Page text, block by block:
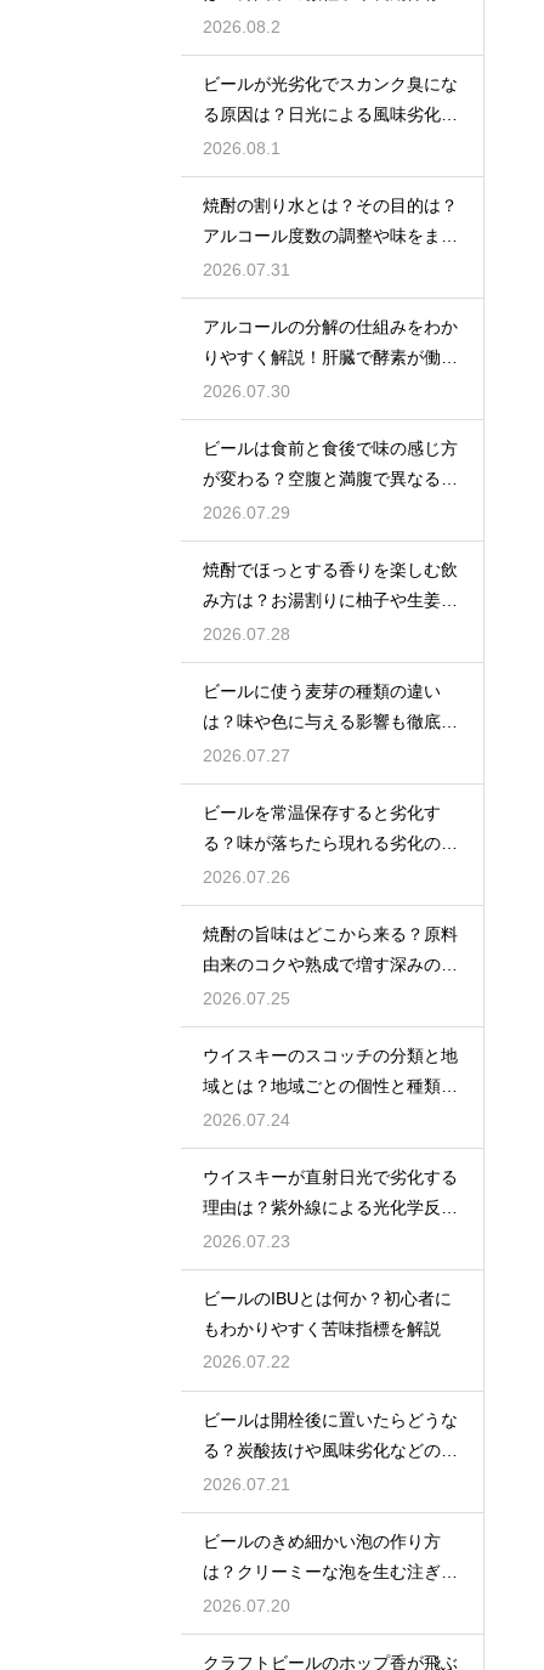
成分が析出するため
2026.08.2
ビールが光劣化でスカンク臭にな
る原因は？日光による風味劣化を
解説
2026.08.1
焼酎の割り水とは？その目的は？
アルコール度数の調整や味をまろ
やかにする効果を解説
2026.07.31
アルコールの分解の仕組みをわか
りやすく解説！肝臓で酵素が働き
アセトアルデヒドに変化して無害
化
2026.07.30
ビールは食前と食後で味の感じ方
が変わる？空腹と満腹で異なる味
覚の感じ方を解説
2026.07.29
焼酎でほっとする香りを楽しむ飲
み方は？お湯割りに柚子や生姜を
加えてリラックス効果を実感
2026.07.28
ビールに使う麦芽の種類の違い
は？味や色に与える影響も徹底解
説
2026.07.27
ビールを常温保存すると劣化す
る？味が落ちたら現れる劣化のサ
インを解説
2026.07.26
焼酎の旨味はどこから来る？原料
由来のコクや熟成で増す深みの秘
密を解説
2026.07.25
ウイスキーのスコッチの分類と地
域とは？地域ごとの個性と種類を
解説
2026.07.24
ウイスキーが直射日光で劣化する
理由は？紫外線による光化学反応
で風味が損なわれるため
2026.07.23
ビールのIBUとは何か？初心者に
もわかりやすく苦味指標を解説
2026.07.22
ビールは開栓後に置いたらどうな
る？炭酸抜けや風味劣化などの影
響を解説
2026.07.21
ビールのきめ細かい泡の作り方
は？クリーミーな泡を生む注ぎ方
のコツ
2026.07.20
クラフトビールのホップ香が飛ぶ